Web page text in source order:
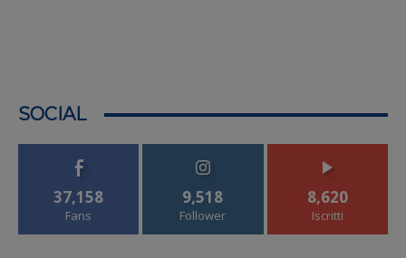
SOCIAL
37,158
Fans
9,518
Follower
8,620
Iscritti